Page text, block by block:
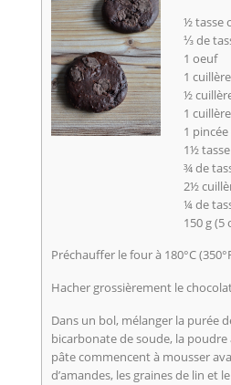
½ tasse
⅓ de
1 oeuf
1
½
1
1 pincée
1½
¾ de
2½
¼ de
150 g
Préchauffer le four à 180°C
Hacher grossièrement le
Dans un bol, mélanger la purée
bicarbonate de soude, la
pâte commencent à mousser
d’amandes, les graines de lin et